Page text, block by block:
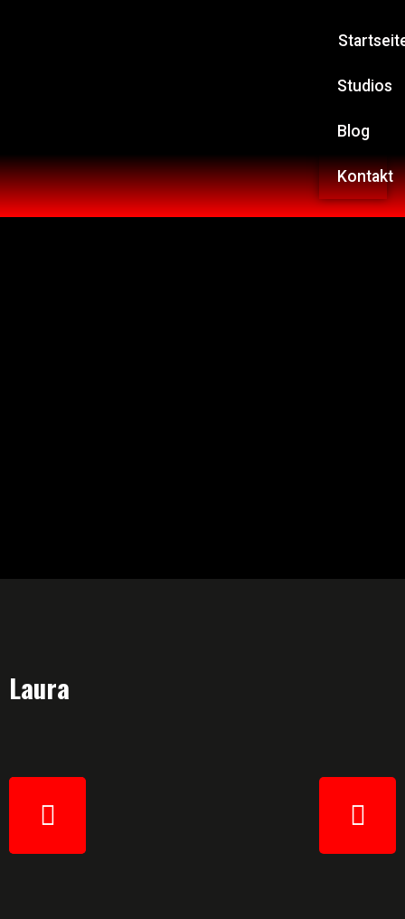
Studios
Blog
Kontakt
Laura